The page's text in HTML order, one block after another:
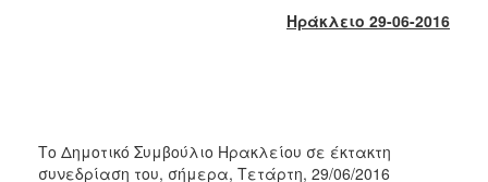
2013
Ηράκλειο 29-06-2016
Το Δημοτικό Συμβούλιο Ηρακλείου σε έκτακτη
συνεδρίαση του, σήμερα, Τετάρτη, 29/06/2016